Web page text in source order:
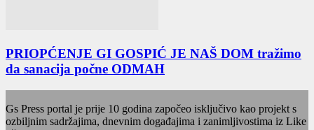
PRIOPĆENJE GI GOSPIĆ JE NAŠ DOM tražimo
da sanacija počne ODMAH
Gs Press portal je prije 10 godina započeo isključivo kao projekt s
ozbiljnim sadržajima, dnevnim događajima i zanimljivostima iz Like